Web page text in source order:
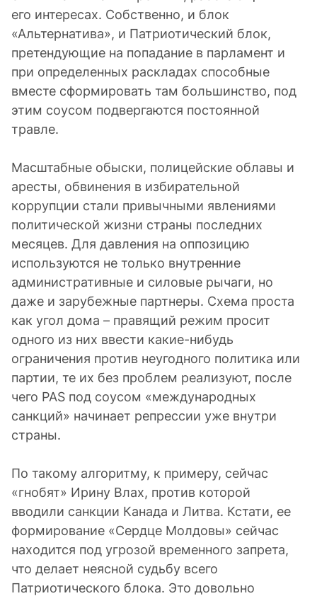
его интересах. Собственно, и блок
«Альтернатива», и Патриотический блок,
претендующие на попадание в парламент и
при определенных раскладах способные
вместе сформировать там большинство, под
этим соусом подвергаются постоянной
травле.
Масштабные обыски, полицейские облавы и
аресты, обвинения в избирательной
коррупции стали привычными явлениями
политической жизни страны последних
месяцев. Для давления на оппозицию
используются не только внутренние
административные и силовые рычаги, но
даже и зарубежные партнеры. Схема проста
как угол дома – правящий режим просит
одного из них ввести какие-нибудь
ограничения против неугодного политика или
партии, те их без проблем реализуют, после
чего PAS под соусом «международных
санкций» начинает репрессии уже внутри
страны.
По такому алгоритму, к примеру, сейчас
«гнобят» Ирину Влах, против которой
вводили санкции Канада и Литва. Кстати, ее
формирование «Сердце Молдовы» сейчас
находится под угрозой временного запрета,
что делает неясной судьбу всего
Патриотического блока. Это довольно